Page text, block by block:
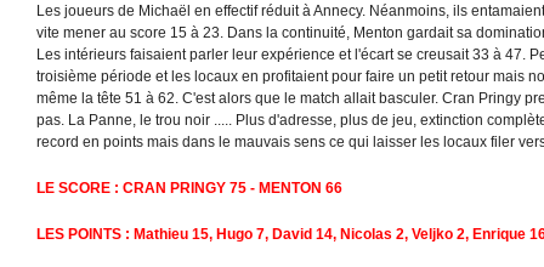
Les joueurs de Michaël en effectif réduit à Annecy. Néanmoins, ils
vite mener au score 15 à 23. Dans la continuité, Menton gardait sa
Les intérieurs faisaient parler leur expérience et l'écart se creusait 33 à 47.
troisième période et les locaux en profitaient pour faire un petit retour mais
même la tête 51 à 62. C'est alors que le match allait basculer. Cran Pringy
pas. La Panne, le trou noir ..... Plus d'adresse, plus de jeu, extinction
record en points mais dans le mauvais sens ce qui laisser les locaux filer
LE SCORE : CRAN PRINGY 75 - MENTON 66
LES POINTS : Mathieu 15, Hugo 7, David 14, Nicolas 2, Veljko 2, Enrique